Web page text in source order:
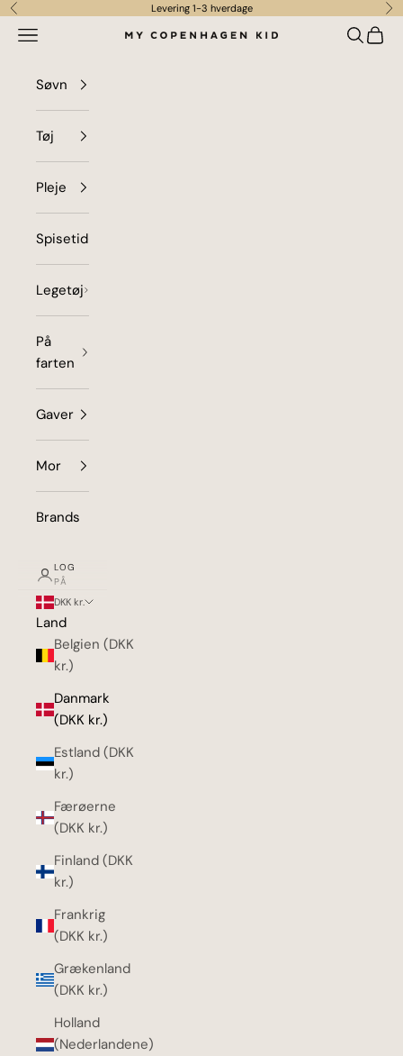
Spring til indhold
Forrige Levering 1-3 hverdage
my copenhagen kid
Menu Søg
Søvn
Tøj
Pleje
Spisetid
Legetøj
På
farten
Gaver
Mor
Brands
LOG
PÅ
DKK kr.
Land
Belgien (DKK
kr.)
Danmark
(DKK kr.)
Estland (DKK
kr.)
Færøerne
(DKK kr.)
Finland (DKK
kr.)
Frankrig
(DKK kr.)
Grækenland
(DKK kr.)
Holland
(Nederlandene)